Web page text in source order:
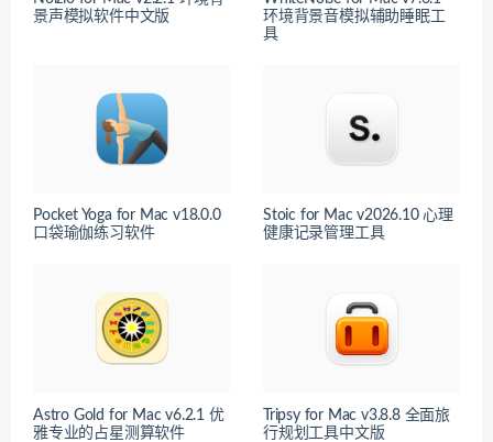
景声模拟软件中文版
环境背景音模拟辅助睡眠工
具
Pocket Yoga for Mac v18.0.0
口袋瑜伽练习软件
Stoic for Mac v2026.10 心理
健康记录管理工具
Astro Gold for Mac v6.2.1 优
雅专业的占星测算软件
Tripsy for Mac v3.8.8 全面旅
行规划工具中文版